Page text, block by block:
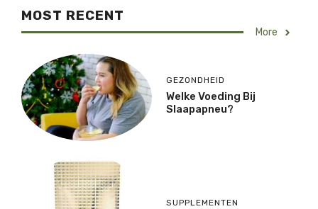
MOST RECENT
More
GEZONDHEID
Welke Voeding Bij
Slaapapneu?
SUPPLEMENTEN